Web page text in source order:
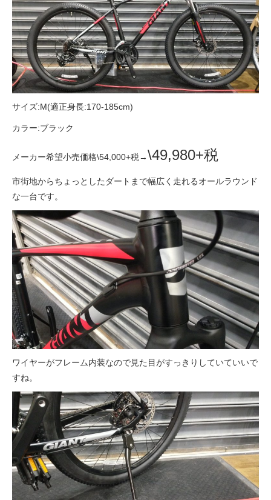
店舗ブログ
イベント
特集
求人情報
募集中の求人情報
法人様
法人様向け割引
その他
お問い合わせ
会社概要
個人情報保護
サイズ:M(適正身長:170-185cm)
カラー:ブラック
メーカー希望小売価格\54,000+税→\49,980+税
市街地からちょっとしたダートまで幅広く走れるオールラウンド
な一台です。
ワイヤーがフレーム内装なので見た目がすっきりしていていいで
すね。